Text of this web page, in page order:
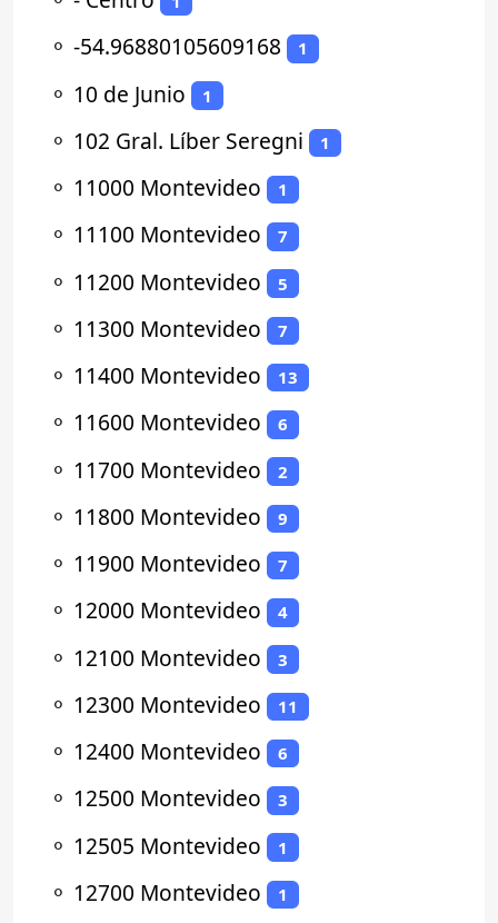
⚬ -54.96880105609168 1
⚬ 10 de Junio 1
⚬ 102 Gral. Líber Seregni 1
⚬ 11000 Montevideo 1
⚬ 11100 Montevideo 7
⚬ 11200 Montevideo 5
⚬ 11300 Montevideo 7
⚬ 11400 Montevideo 13
⚬ 11600 Montevideo 6
⚬ 11700 Montevideo 2
⚬ 11800 Montevideo 9
⚬ 11900 Montevideo 7
⚬ 12000 Montevideo 4
⚬ 12100 Montevideo 3
⚬ 12300 Montevideo 11
⚬ 12400 Montevideo 6
⚬ 12500 Montevideo 3
⚬ 12505 Montevideo 1
⚬ 12700 Montevideo 1